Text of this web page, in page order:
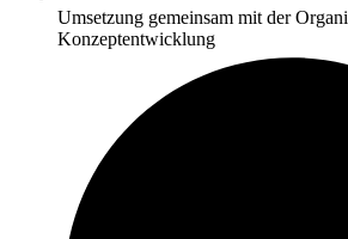
Umsetzung gemeinsam mit der
Konzeptentwicklung